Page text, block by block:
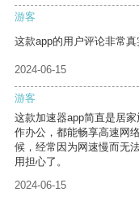
游客
这款app的用户评论非常真
2024-06-15
游客
这款加速器app简直是居
作办公，都能畅享高速网
候，经常因为网速慢而无
用担心了。
2024-06-15